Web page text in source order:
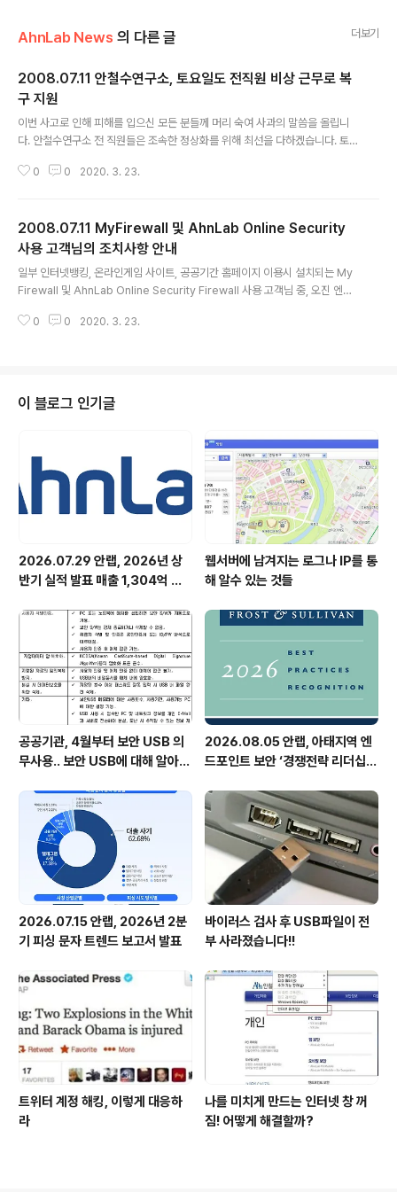
AhnLab News 의 다른 글 더보기
2008.07.11 안철수연구소, 토요일도 전직원 비상 근무로 복
구 지원
이번 사고로 인해 피해를 입으신 모든 분들께 머리 숙여 사과의 말씀을 올립니
다. 안철수연구소 전 직원들은 조속한 정상화를 위해 최선을 다하겠습니다. 토
조속한 정상화 - 전국 7개 협력사와 공조, 지방 고객도 계속 지원 안철수연구소
코드로 잘못 진단해 삭제한 것과 관련해 고객의 신속한 문제 해결로 조기에 정
상적인 PC 환경을 완료하기 위해 토요일인 12일에도 전직원 비상 근무 체제를
유지한다고 밝혔다. 이에 따라 휴일인 토요일에도 전직원이 출..
0 0 2020. 3. 23.
2008.07.11 MyFirewall 및 AhnLab Online Security
사용 고객님의 조치사항 안내
일부 인터넷뱅킹, 온라인게임 사이트, 공공기간 홈페이지 이용시 설치되는 My
Firewall 및 AhnLab Online Security Firewall 사용 고객님 중, 오진 엔진
력되는 고객님은 아래와 같이 조치 하시기 바랍니다. 1. C:\Program Files\A
로, 문제없이 사이트 이용이 가능합니다. 어떠한 말로도 이번 사태로 인해 피해
를 입으신 분들께 ..
0 0 2020. 3. 23.
이 블로그 인기글
2026.07.29 안랩, 2026년 상
반기 실적 발표 매출 1,304억 원,
웹서버에 남겨지는 로그나 IP를 통
해 알수 있는 것들
공공기관, 4월부터 보안 USB 의
무사용.. 보안 USB에 대해 알아봅
2026.08.05 안랩, 아태지역 엔
드포인트 보안 ‘경쟁전략 리더십’
2026.07.15 안랩, 2026년 2분
기 피싱 문자 트렌드 보고서 발표
바이러스 검사 후 USB파일이 전
부 사라졌습니다!!
트위터 계정 해킹, 이렇게 대응하
라
나를 미치게 만드는 인터넷 창 꺼
짐! 어떻게 해결할까?